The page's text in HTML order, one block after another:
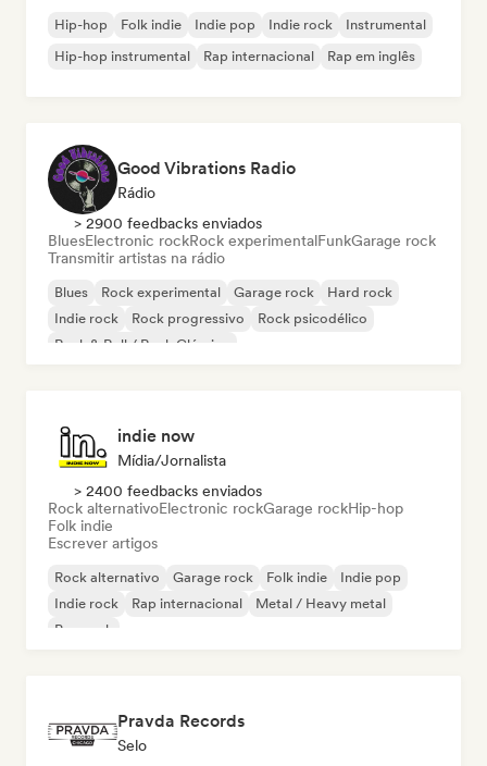
Hip-hop Folk indie Indie pop Indie rock
Instrumental
Hip-hop instrumental
Rap internacional Rap em inglês
Good Vibrations Radio
Rádio
> 2900 feedbacks enviados
BluesElectronic rockRock experimentalFunkGarage rock
Transmitir artistas na rádio
Blues Rock experimental Garage rock
Hard rock
Indie rock
Rock progressivo
Rock psicodélico
Rock & Roll / Rock Clássico
indie now
Mídia/Jornalista
> 2400 feedbacks enviados
Rock alternativoElectronic rockGarage rockHip-hop
Folk indie
Escrever artigos
Rock alternativo Garage rock Folk indie
Indie pop
Indie rock
Rap internacional
Metal / Heavy metal
Pop rock
Pravda Records
Selo